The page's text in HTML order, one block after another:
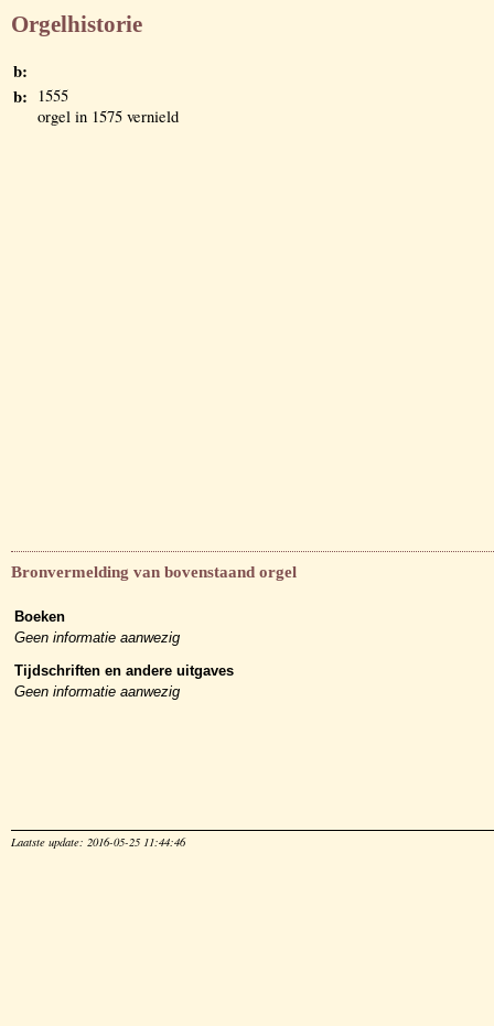
Orgelhistorie
b:
b:
1555
orgel in 1575 vernield
Bronvermelding van bovenstaand orgel
Boeken
Geen informatie aanwezig
Tijdschriften en andere uitgaves
Geen informatie aanwezig
Laatste update: 2016-05-25 11:44:46